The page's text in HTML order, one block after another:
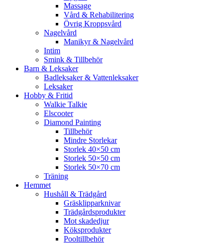
Massage
Vård & Rehabilitering
Övrig Kroppsvård
Nagelvård
Manikyr & Nagelvård
Intim
Smink & Tillbehör
Barn & Leksaker
Badleksaker & Vattenleksaker
Leksaker
Hobby & Fritid
Walkie Talkie
Elscooter
Diamond Painting
Tillbehör
Mindre Storlekar
Storlek 40×50 cm
Storlek 50×50 cm
Storlek 50×70 cm
Träning
Hemmet
Hushåll & Trädgård
Gräsklipparknivar
Trädgårdsprodukter
Mot skadedjur
Köksprodukter
Pooltillbehör